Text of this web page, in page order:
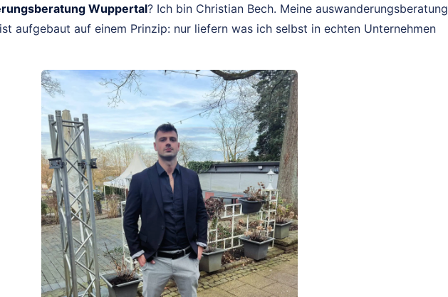
Wuppertal? Ich bin Christian Bech. Meine auswanderungsberatung
aufgebaut auf einem Prinzip: nur liefern was ich selbst in echten Unternehmen